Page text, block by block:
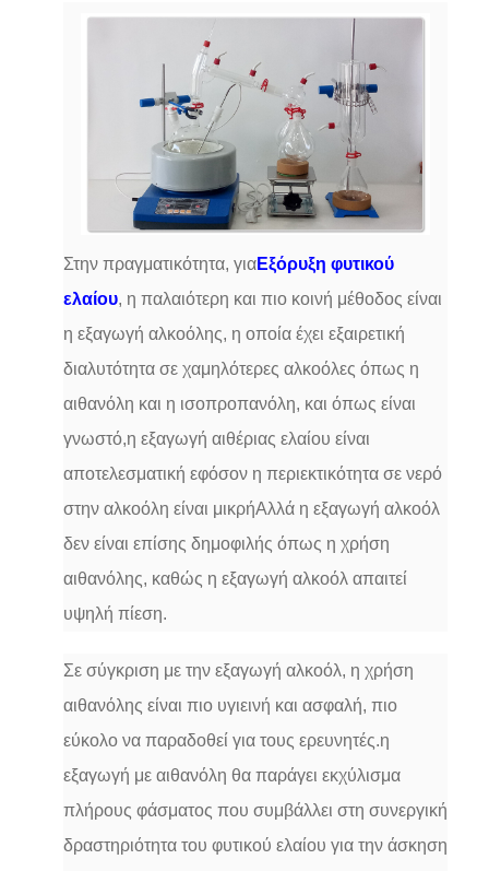
Στην πραγματικότητα, γιαΕξόρυξη φυτικού
ελαίου, η παλαιότερη και πιο κοινή μέθοδος είναι
η εξαγωγή αλκοόλης, η οποία έχει εξαιρετική
διαλυτότητα σε χαμηλότερες αλκοόλες όπως η
αιθανόλη και η ισοπροπανόλη, και όπως είναι
γνωστό,η εξαγωγή αιθέριας ελαίου είναι
αποτελεσματική εφόσον η περιεκτικότητα σε νερό
στην αλκοόλη είναι μικρήΑλλά η εξαγωγή αλκοόλ
δεν είναι επίσης δημοφιλής όπως η χρήση
αιθανόλης, καθώς η εξαγωγή αλκοόλ απαιτεί
υψηλή πίεση.
Σε σύγκριση με την εξαγωγή αλκοόλ, η χρήση
αιθανόλης είναι πιο υγιεινή και ασφαλή, πιο
εύκολο να παραδοθεί για τους ερευνητές.η
εξαγωγή με αιθανόλη θα παράγει εκχύλισμα
πλήρους φάσματος που συμβάλλει στη συνεργική
δραστηριότητα του φυτικού ελαίου για την άσκηση